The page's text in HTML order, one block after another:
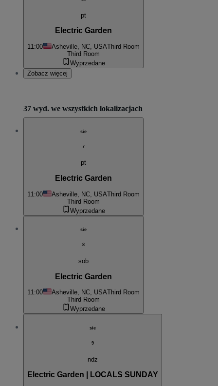
pt
Electric Garden
11:00 Asheville, NC, USAThird Room
Third Room
Wyprzedane
Zobacz więcej
37 wyd. we wszystkich lokalizacjach
sie
7
pt
Electric Garden
11:00 Asheville, NC, USAThird Room
Third Room
Wyprzedane
sie
8
sob
Electric Garden
11:00 Asheville, NC, USAThird Room
Third Room
Wyprzedane
sie
9
ndz
Electric Garden | LOCALS SUNDAY